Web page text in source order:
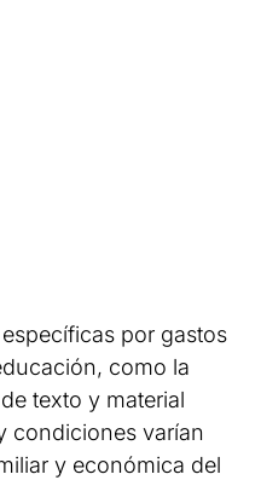
por gastos
como la
texto y material
condiciones varían
y económica del